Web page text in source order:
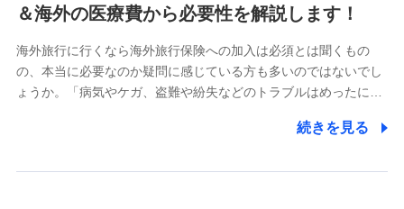
＆海外の医療費から必要性を解説します！
海外旅行に行くなら海外旅行保険への加入は必須とは聞くもの
の、本当に必要なのか疑問に感じている方も多いのではないでし
ょうか。「病気やケガ、盗難や紛失などのトラブルはめったに…
続きを見る